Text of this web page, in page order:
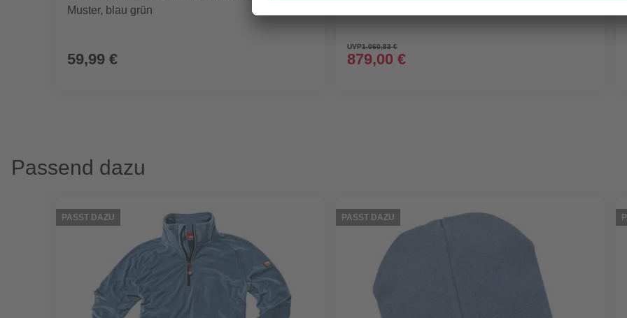
Muster, blau grün
59,99 €
UVP1.060,83 €
879,00 €
Passend dazu
PASST DAZU PASST DAZU